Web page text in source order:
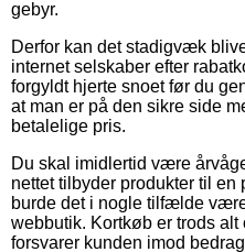
gebyr.
Derfor kan det stadigvæk
internet selskaber efter
forgyldt hjerte snoet før du
at man er på den sikre side
betalelige pris.
Du skal imidlertid være
nettet tilbyder produkter til en
burde det i nogle tilfælde
webbutik. Kortkøb er trods alt
forsvarer kunden imod